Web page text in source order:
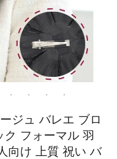
ジュ バレエ ブロ
ク フォーマル 羽
向け 上質 祝い バ